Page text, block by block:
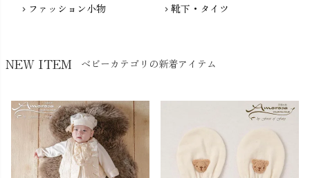
chevron_right ファッション小物 chevron_right 靴下・タイツ
NEW ITEM ベビーカテゴリの新着アイテム